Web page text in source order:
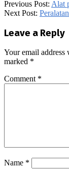
Previous Post: Alat
Next Post:
Leave a Reply
Your email
marked *
Comment *
Name *